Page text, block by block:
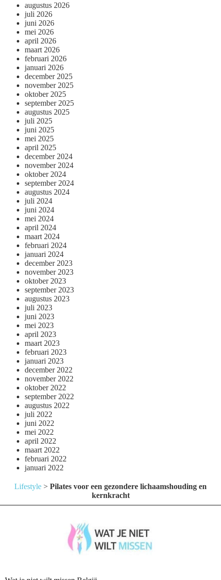
augustus 2026
juli 2026
juni 2026
mei 2026
april 2026
maart 2026
februari 2026
januari 2026
december 2025
november 2025
oktober 2025
september 2025
augustus 2025
juli 2025
juni 2025
mei 2025
april 2025
december 2024
november 2024
oktober 2024
september 2024
augustus 2024
juli 2024
juni 2024
mei 2024
april 2024
maart 2024
februari 2024
januari 2024
december 2023
november 2023
oktober 2023
september 2023
augustus 2023
juli 2023
juni 2023
mei 2023
april 2023
maart 2023
februari 2023
januari 2023
december 2022
november 2022
oktober 2022
september 2022
augustus 2022
juli 2022
juni 2022
mei 2022
april 2022
maart 2022
februari 2022
januari 2022
Lifestyle > Pilates voor een gezondere lichaamshouding en
kernkracht